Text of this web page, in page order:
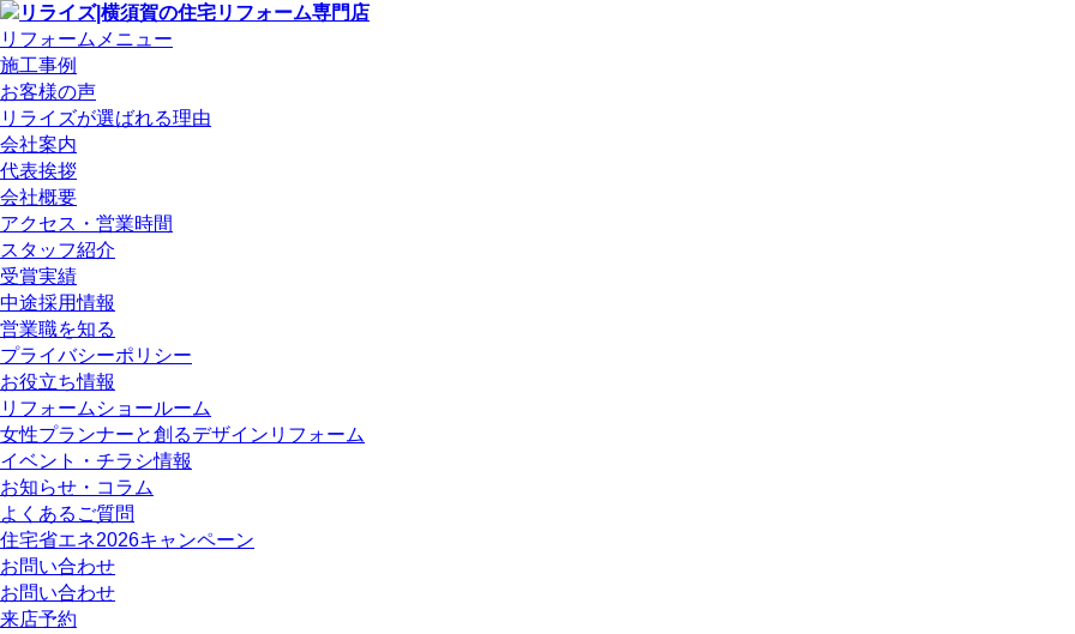
リフォームメニュー
施工事例
お客様の声
リライズが選ばれる理由
会社案内
代表挨拶
会社概要
アクセス・営業時間
スタッフ紹介
受賞実績
中途採用情報
営業職を知る
プライバシーポリシー
お役立ち情報
リフォームショールーム
女性プランナーと創るデザインリフォーム
イベント・チラシ情報
お知らせ・コラム
よくあるご質問
住宅省エネ2026キャンペーン
お問い合わせ
お問い合わせ
来店予約